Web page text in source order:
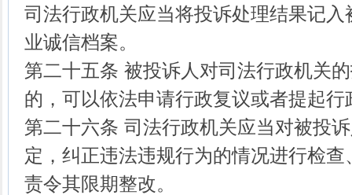
司法行政机关应当将投诉处理结果记
业诚信档案。
第二十五条 被投诉人对司法行政机关
的，可以依法申请行政复议或者提起行
第二十六条 司法行政机关应当对被投
定，纠正违法违规行为的情况进行检
责令其限期整改。